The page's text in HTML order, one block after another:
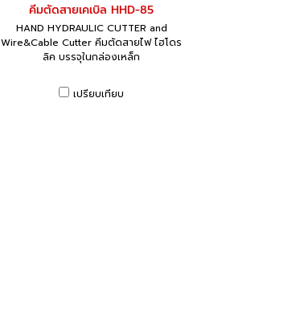
คีมตัดสายเคเบิล HHD-85
HAND HYDRAULIC CUTTER and
Wire&Cable Cutter คีมตัดสายไฟ ไฮโดร
ลิค บรรจุในกล่องเหล็ก
เปรียบเทียบ